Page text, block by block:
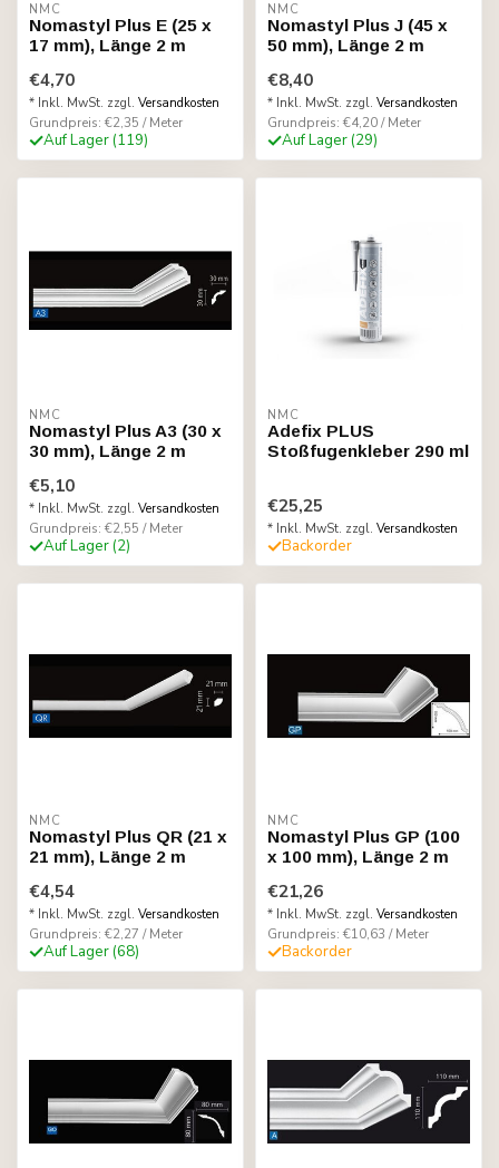
NMC
Nomastyl Plus E (25 x
17 mm), Länge 2 m
€4,70
* Inkl. MwSt. zzgl. Versandkosten
Grundpreis: €2,35 / Meter
Auf Lager (119)
NMC
Nomastyl Plus J (45 x
50 mm), Länge 2 m
€8,40
* Inkl. MwSt. zzgl. Versandkosten
Grundpreis: €4,20 / Meter
Auf Lager (29)
NMC
Nomastyl Plus A3 (30 x
30 mm), Länge 2 m
€5,10
* Inkl. MwSt. zzgl. Versandkosten
Grundpreis: €2,55 / Meter
Auf Lager (2)
NMC
Adefix PLUS
Stoßfugenkleber 290 ml
€25,25
* Inkl. MwSt. zzgl. Versandkosten
Backorder
NMC
Nomastyl Plus QR (21 x
21 mm), Länge 2 m
€4,54
* Inkl. MwSt. zzgl. Versandkosten
Grundpreis: €2,27 / Meter
Auf Lager (68)
NMC
Nomastyl Plus GP (100
x 100 mm), Länge 2 m
€21,26
* Inkl. MwSt. zzgl. Versandkosten
Grundpreis: €10,63 / Meter
Backorder